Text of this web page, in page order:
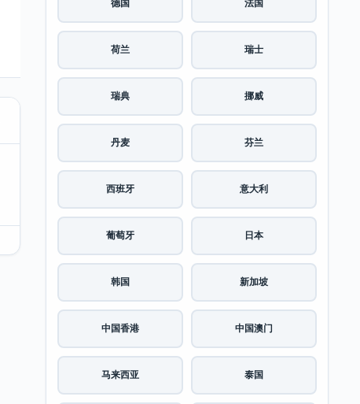
德国 法国
荷兰 瑞士
瑞典 挪威
丹麦 芬兰
西班牙 意大利
葡萄牙 日本
韩国 新加坡
中国香港 中国澳门
马来西亚 泰国